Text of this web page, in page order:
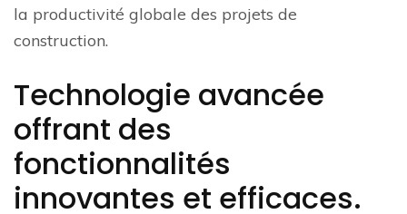
la productivité globale des projets de
construction.
Technologie avancée
offrant des
fonctionnalités
innovantes et efficaces.